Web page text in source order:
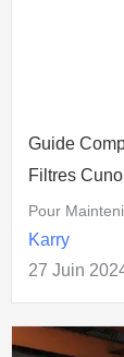
Guide
Filtres Cuno
Pour
Karry
27 Juin